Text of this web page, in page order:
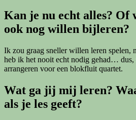
Kan je nu echt alles? Of
ook nog willen bijleren?
Ik zou graag sneller willen leren spelen,
heb ik het nooit echt nodig gehad…
arrangeren voor een blokfluit quartet.
Wat ga jij mij leren?
als je les geeft?